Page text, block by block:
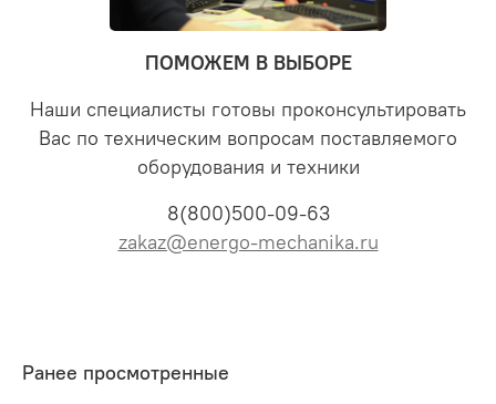
ПОМОЖЕМ В ВЫБОРЕ
Наши специалисты готовы проконсультировать
Вас по техническим вопросам поставляемого
оборудования и техники
8(800)500-09-63
zakaz@energo-mechanika.ru
Ранее просмотренные